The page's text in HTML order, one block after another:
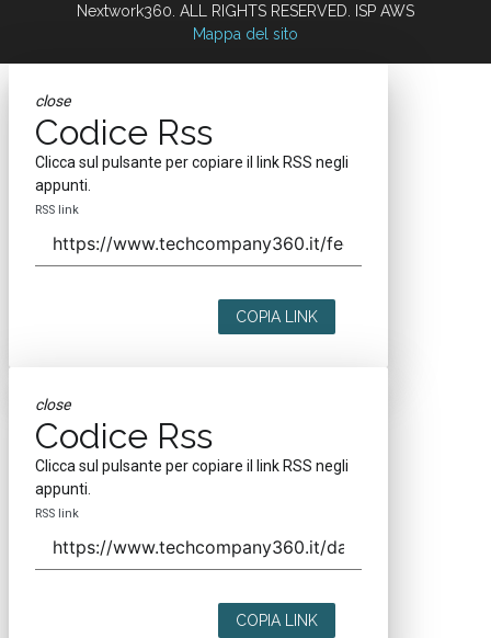
Nextwork360. ALL RIGHTS RESERVED. ISP AWS
Mappa del sito
close
Codice Rss
Clicca sul pulsante per copiare il link RSS negli
appunti.
RSS link
COPIA LINK
close
Codice Rss
Clicca sul pulsante per copiare il link RSS negli
appunti.
RSS link
COPIA LINK